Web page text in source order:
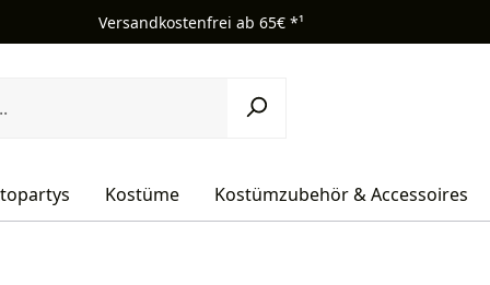
Versandkostenfrei ab 65€ *¹
Kostüme Kostümzubehör & Accessoires